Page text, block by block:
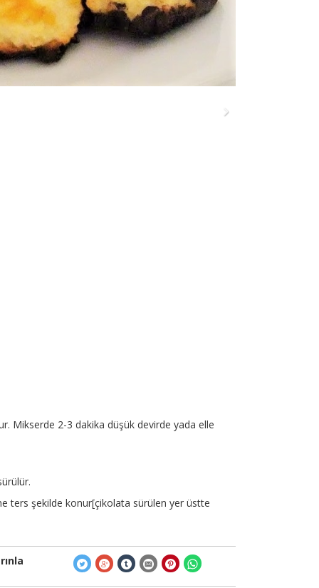
Mikserde 2-3 dakika düşük devirde yada elle
ters şekilde konur[çikolata sürülen yer üstte